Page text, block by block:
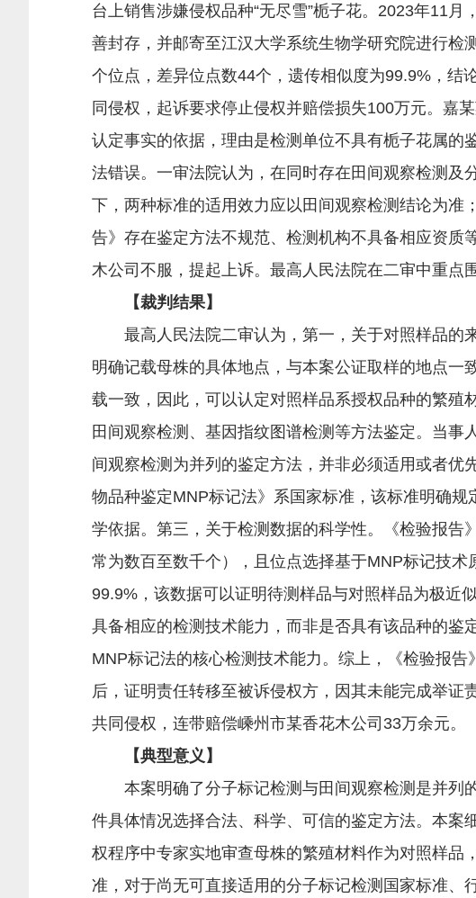
台上销售涉嫌侵权品种“无尽雪”栀子花。2023年11
善封存，并邮寄至江汉大学系统生物学研究院进行
个位点，差异位点数44个，遗传相似度为99.9%，结
同侵权，起诉要求停止侵权并赔偿损失100万元。嘉
认定事实的依据，理由是检测单位不具有栀子花属
法错误。一审法院认为，在同时存在田间观察检测
下，两种标准的适用效力应以田间观察检测结论为准
告》存在鉴定方法不规范、检测机构不具备相应资
木公司不服，提起上诉。最高人民法院在二审中重点
【裁判结果】
最高人民法院二审认为，第一，关于对照样品的来
明确记载母株的具体地点，与本案公证取样的地点
载一致，因此，可以认定对照样品系授权品种的繁殖
田间观察检测、基因指纹图谱检测等方法鉴定。当
间观察检测为并列的鉴定方法，并非必须适用或者
物品种鉴定MNP标记法》系国家标准，该标准明确
学依据。第三，关于检测数据的科学性。《检验报告
常为数百至数千个），且位点选择基于MNP标记技
99.9%，该数据可以证明待测样品与对照样品为极近
具备相应的检测技术能力，而非是否具有该品种的鉴
MNP标记法的核心检测技术能力。综上，《检验报告
后，证明责任转移至被诉侵权方，因其未能完成举
共同侵权，连带赔偿嵊州市某香花木公司33万余元。
【典型意义】
本案明确了分子标记检测与田间观察检测是并列
件具体情况选择合法、科学、可信的鉴定方法。本案
权程序中专家实地审查母株的繁殖材料作为对照样
准，对于尚无可直接适用的分子标记检测国家标准